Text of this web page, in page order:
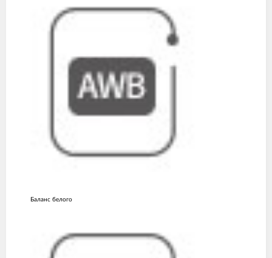
Баланс белого